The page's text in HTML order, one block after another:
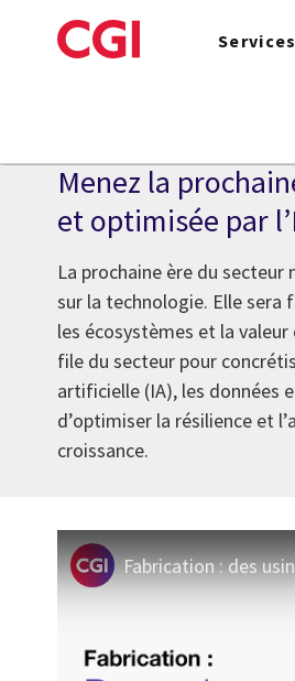
to
Services
Menez la
et optimisée par
La prochaine ère du
sur la technologie. Elle sera
les écosystèmes et la
file du secteur pour
artificielle (IA), les données
d’optimiser la résilience et
croissance.